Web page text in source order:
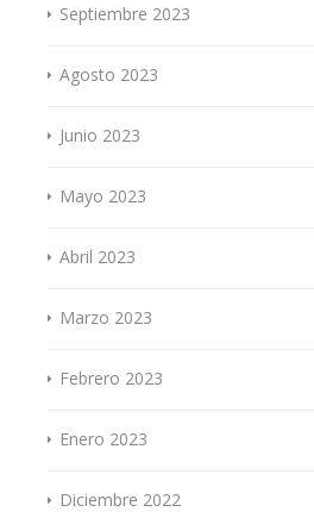
Septiembre 2023
Agosto 2023
Junio 2023
Mayo 2023
Abril 2023
Marzo 2023
Febrero 2023
Enero 2023
Diciembre 2022